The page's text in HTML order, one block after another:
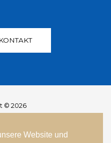
Website und
© 2026